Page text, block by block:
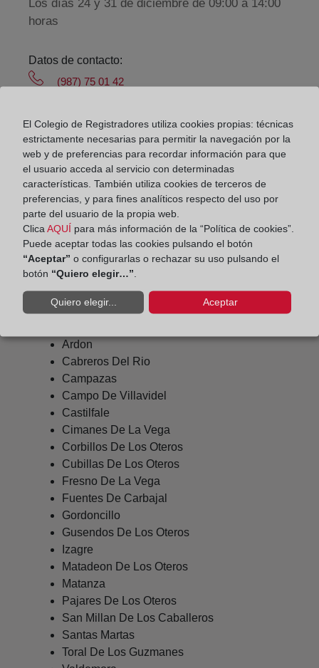
Los días 24 y 31 de diciembre de 09:00 a 14:00
horas
Datos de contacto:
(987) 75 01 42
Datos del Registrador:
Marta De Benito Alonso
Delegado de Protección de Datos:
dpo@corpme.es
Otros municipios incluidos en el
distrito hipotecario
Ardon
Cabreros Del Rio
Campazas
Campo De Villavidel
Castilfale
Cimanes De La Vega
Corbillos De Los Oteros
Cubillas De Los Oteros
Fresno De La Vega
Fuentes De Carbajal
Gordoncillo
Gusendos De Los Oteros
Izagre
Matadeon De Los Oteros
Matanza
Pajares De Los Oteros
San Millan De Los Caballeros
Santas Martas
Toral De Los Guzmanes
El Colegio de Registradores utiliza cookies propias: técnicas
estrictamente necesarias para permitir la navegación por la
web y de preferencias para recordar información para que
el usuario acceda al servicio con determinadas
características. También utiliza cookies de terceros de
preferencias, y para fines analíticos respecto del uso por
parte del usuario de la propia web.
Clica AQUÍ para más información de la “Política de cookies”.
Puede aceptar todas las cookies pulsando el botón
“Aceptar” o configurarlas o rechazar su uso pulsando el
botón “Quiero elegir…”
Quiero elegir... Aceptar